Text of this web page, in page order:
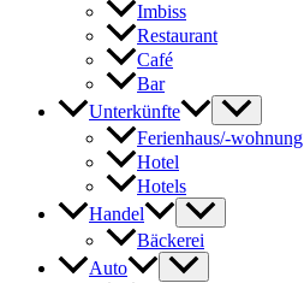
Imbiss
Restaurant
Café
Bar
Unterkünfte
Ferienhaus/-wohnung
Hotel
Hotels
Handel
Bäckerei
Auto